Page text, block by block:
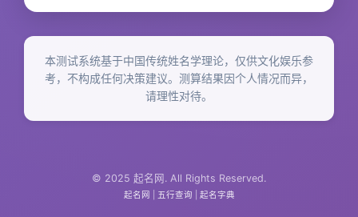
本测试系统基于中国传统姓名学理论，仅供文化娱乐参
考，不构成任何决策建议。测算结果因个人情况而异，
请理性对待。
© 2025 起名网. All Rights Reserved.
起名网 五行查询 起名字典